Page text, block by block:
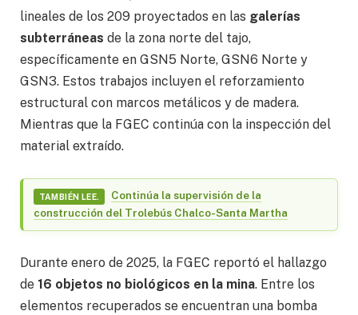
lineales de los 209 proyectados en las galerías
subterráneas de la zona norte del tajo,
específicamente en GSN5 Norte, GSN6 Norte y
GSN3. Estos trabajos incluyen el reforzamiento
estructural con marcos metálicos y de madera.
Mientras que la FGEC continúa con la inspección del
material extraído.
TAMBIÉN LEE.
Continúa la supervisión de la
construcción del Trolebús Chalco-Santa Martha
Durante enero de 2025, la FGEC reportó el hallazgo
de 16 objetos no biológicos en la mina. Entre los
elementos recuperados se encuentran una bomba